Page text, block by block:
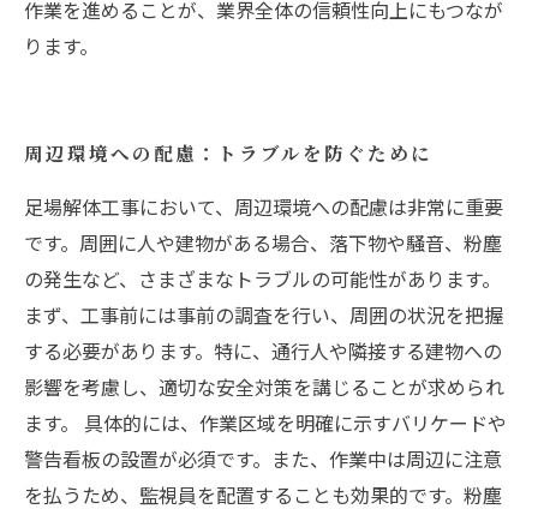
作業を進めることが、業界全体の信頼性向上にもつなが
ります。
周辺環境への配慮：トラブルを防ぐために
足場解体工事において、周辺環境への配慮は非常に重要
です。周囲に人や建物がある場合、落下物や騒音、粉塵
の発生など、さまざまなトラブルの可能性があります。
まず、工事前には事前の調査を行い、周囲の状況を把握
する必要があります。特に、通行人や隣接する建物への
影響を考慮し、適切な安全対策を講じることが求められ
ます。 具体的には、作業区域を明確に示すバリケードや
警告看板の設置が必須です。また、作業中は周辺に注意
を払うため、監視員を配置することも効果的です。粉塵